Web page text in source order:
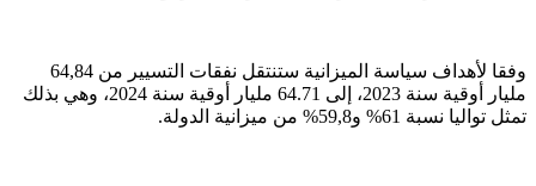
وفقا لأهداف سياسة الميزانية ستنتقل نفقات التسيير من 64,84
مليار أوقية سنة 2023، إلى 64.71 مليار أوقية سنة 2024، وهي بذلك
تمثل تواليا نسبة 61% و59,8% من ميزانية الدولة.